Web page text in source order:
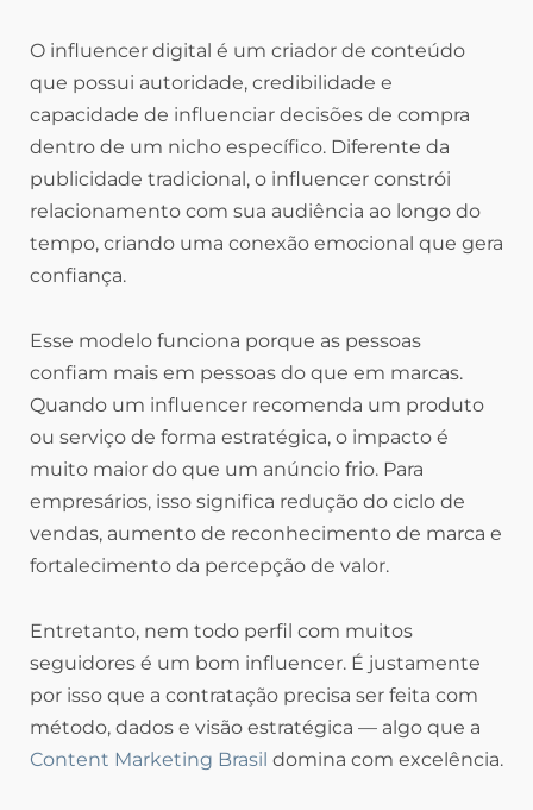
O influencer digital é um criador de conteúdo
que possui autoridade, credibilidade e
capacidade de influenciar decisões de compra
dentro de um nicho específico. Diferente da
publicidade tradicional, o influencer constrói
relacionamento com sua audiência ao longo do
tempo, criando uma conexão emocional que gera
confiança.
Esse modelo funciona porque as pessoas
confiam mais em pessoas do que em marcas.
Quando um influencer recomenda um produto
ou serviço de forma estratégica, o impacto é
muito maior do que um anúncio frio. Para
empresários, isso significa redução do ciclo de
vendas, aumento de reconhecimento de marca e
fortalecimento da percepção de valor.
Entretanto, nem todo perfil com muitos
seguidores é um bom influencer. É justamente
por isso que a contratação precisa ser feita com
método, dados e visão estratégica — algo que a
Content Marketing Brasil domina com excelência.